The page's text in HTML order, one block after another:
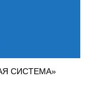
СИСТЕМА»